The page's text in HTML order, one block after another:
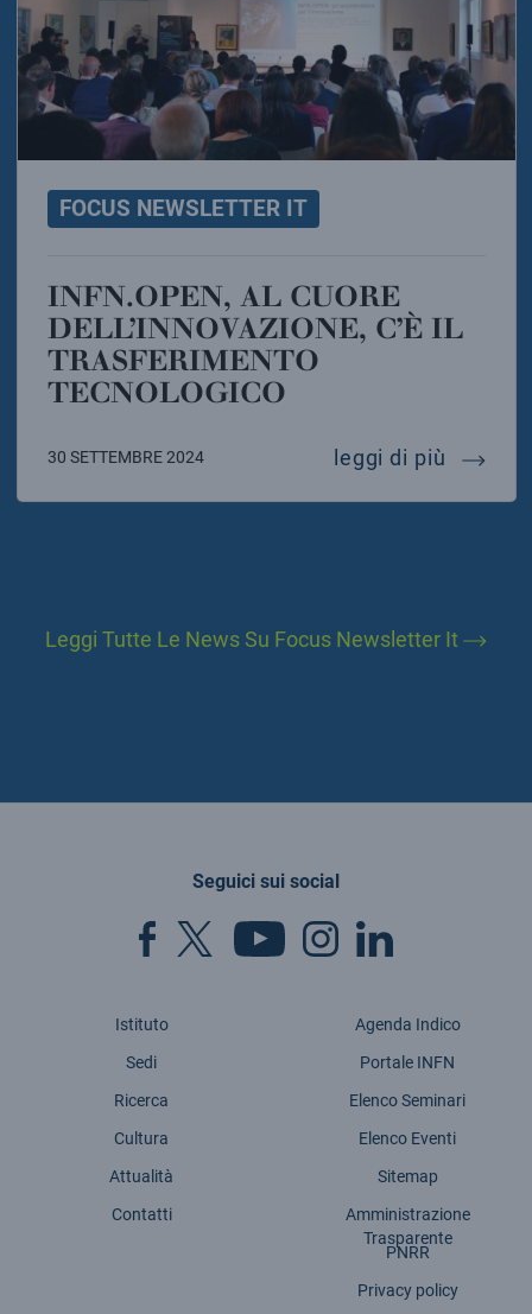
FOCUS NEWSLETTER IT
INFN.OPEN, AL CUORE
DELL’INNOVAZIONE, C’È IL
TRASFERIMENTO
TECNOLOGICO
30 SETTEMBRE 2024 leggi di più
Leggi Tutte Le News Su Focus Newsletter It
Seguici sui social
Istituto
Sedi
Ricerca
Cultura
Attualità
Contatti
Agenda Indico
Portale INFN
Elenco Seminari
Elenco Eventi
Sitemap
Amministrazione
Trasparente
PNRR
Privacy policy